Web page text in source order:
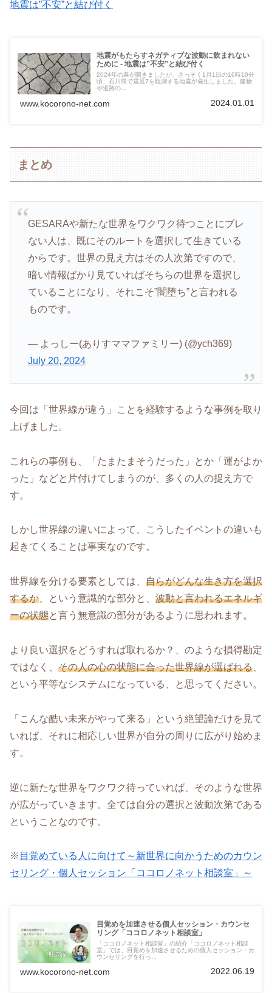
地震は”不安”と結び付く
地震がもたらすネガティブな波動に飲まれない
ために - 地震は”不安”と結び付く
2024年の幕が開きましたが、さっそく1月1日の16時10分
頃、石川県で震度7を観測する地震が発生しました。建物
や道路の...
www.kocorono-net.com 2024.01.01
まとめ
GESARAや新たな世界をワクワク待つことにブレ
ない人は、既にそのルートを選択して生きている
からです。世界の見え方はその人次第ですので、
暗い情報ばかり見ていればそちらの世界を選択し
ていることになり、それこそ”闇堕ち”と言われる
ものです。
— よっしー(ありすママファミリー) (@ych369)
July 20, 2024
今回は「世界線が違う」ことを経験するような事例を取り
上げました。
これらの事例も、「たまたまそうだった」とか「運がよか
った」などと片付けてしまうのが、多くの人の捉え方で
す。
しかし世界線の違いによって、こうしたイベントの違いも
起きてくることは事実なのです。
世界線を分ける要素としては、 自らがどんな生き方を選択
するか 、という意識的な部分と、 波動と言われるエネルギ
ーの状態と言う無意識の部分があるように思われます。
より良い選択をどうすれば取れるか？、のような損得勘定
ではなく、 その人の心の状態に合った世界線が選ばれる
という平等なシステムになっている、と思ってください。
「こんな酷い未来がやって来る」という絶望論だけを見て
いれば、それに相応しい世界が自分の周りに広がり始めま
す。
逆に新たな世界をワクワク待っていれば、そのような世界
が広がっていきます。全ては自分の選択と波動次第である
ということなのです。
※ 目覚めている人に向けて～新世界に向かうためのカウン
セリング・個人セッション「ココロノネット相談室」～
目覚めを加速させる個人セッション・カウンセ
リング「ココロノネット相談室」
「ココロノネット相談室」の紹介「ココロノネット相談
室」では、目覚めを加速させるための個人セッション・カ
ウンセリングを行っ...
www.kocorono-net.com 2022.06.19